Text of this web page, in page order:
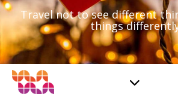
Travel not to see different
things